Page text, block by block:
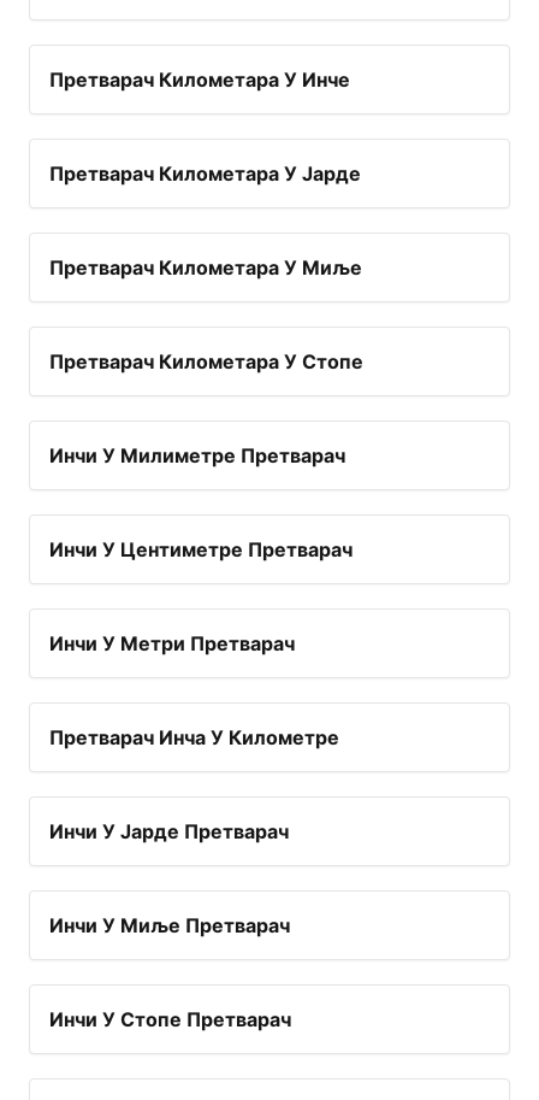
Претварач Километара У Инче
Претварач Километара У Јарде
Претварач Километара У Миље
Претварач Километара У Стопе
Инчи У Милиметре Претварач
Инчи У Центиметре Претварач
Инчи У Метри Претварач
Претварач Инча У Километре
Инчи У Јарде Претварач
Инчи У Миље Претварач
Инчи У Стопе Претварач